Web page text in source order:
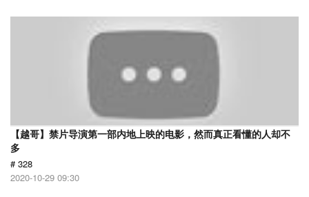
【越哥】禁片导演第一部内地上映的电影，然而真正看懂的人却不
多
# 328
2020-10-29 09:30